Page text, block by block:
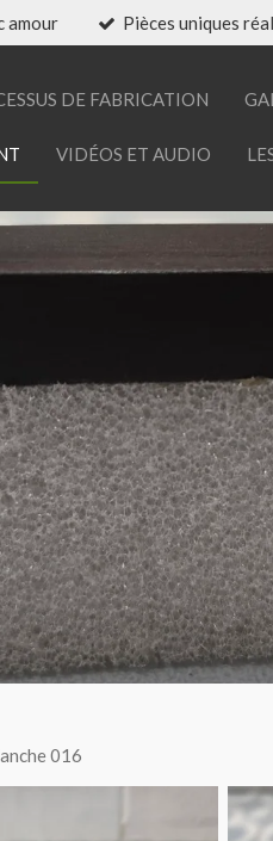
amour Pièces uniques
DE FABRICATION
VIDÉOS ET AUDIO
016